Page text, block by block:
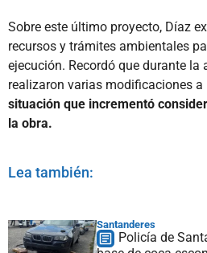
Sobre este último proyecto, Díaz
recursos y trámites ambientales
ejecución. Recordó que durante
realizaron varias modificaciones
situación que incrementó
la obra.
Lea también:
Santanderes
Policía de